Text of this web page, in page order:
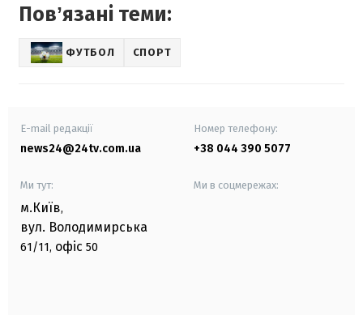
Повʼязані теми:
ФУТБОЛ СПОРТ
E-mail редакції
news24@24tv.com.ua
Номер телефону:
+38 044 390 5077
Ми тут:
м.Київ,
вул. Володимирська
61/11, офіс 50
Ми в соцмережах: